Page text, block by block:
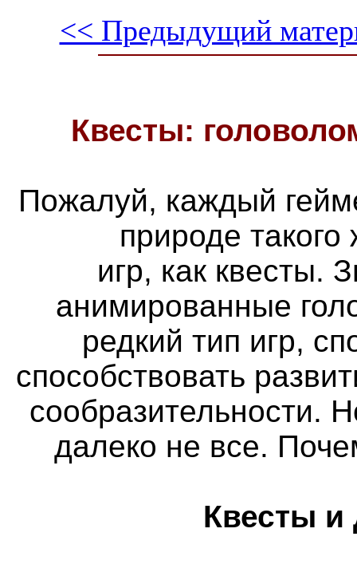
<< Предыдущий
Квесты:
Пожалуй, каждый
природе
игр, как квесты.
анимированные
редкий тип игр,
способствовать
сообразительности.
далеко не все.
Квесты и